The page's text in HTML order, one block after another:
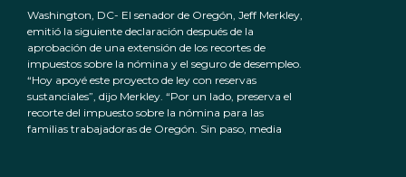
Washington, DC- El senador de Oregón, Jeff Merkley,
emitió la siguiente declaración después de la
aprobación de una extensión de los recortes de
impuestos sobre la nómina y el seguro de desempleo.
“Hoy apoyé este proyecto de ley con reservas
sustanciales”, dijo Merkley. “Por un lado, preserva el
recorte del impuesto sobre la nómina para las
familias trabajadoras de Oregón. Sin paso, media